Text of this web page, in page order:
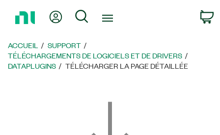
page
d’accueil
Mon compteRechercher
ACCUEIL
SUPPORT
TÉLÉCHARGEMENTS DE LOGICIELS ET DE DRIVERS
DATAPLUGINS
TÉLÉCHARGER LA PAGE DÉTAILLÉE